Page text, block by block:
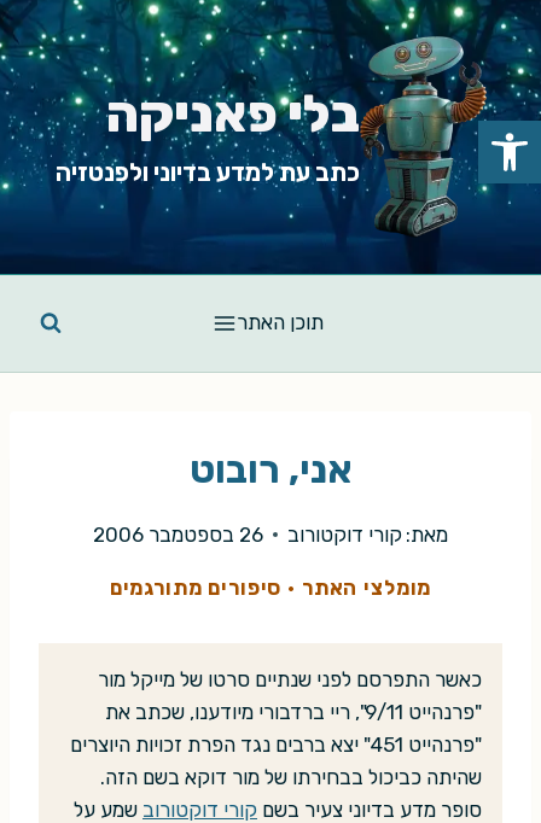
Skip
to
content
בלי פאניקה
כתב עת למדע בדיוני ולפנטזיה
תוכן האתר
אני, רובוט
מאת: קורי דוקטורוב 26 בספטמבר 2006
מומלצי האתר · סיפורים מתורגמים
כאשר התפרסם לפני שנתיים סרטו של מייקל מור
"פרנהייט 9/11", ריי ברדבורי מיודענו, שכתב את
"פרנהייט 451" יצא ברבים נגד הפרת זכויות היוצרים
שהיתה כביכול בבחירתו של מור דוקא בשם הזה.
סופר מדע בדיוני צעיר בשם קורי דוקטורוב שמע על
פתח סרגל נגישות